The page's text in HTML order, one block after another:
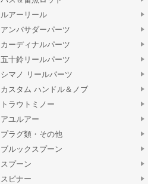
ルアーリール
アンバサダーパーツ
カーディナルパーツ
五十鈴リールパーツ
シマノ リールパーツ
カスタム ハンドル＆ノブ
トラウトミノー
アユルアー
プラグ類・その他
ブルックスプーン
スプーン
スピナー